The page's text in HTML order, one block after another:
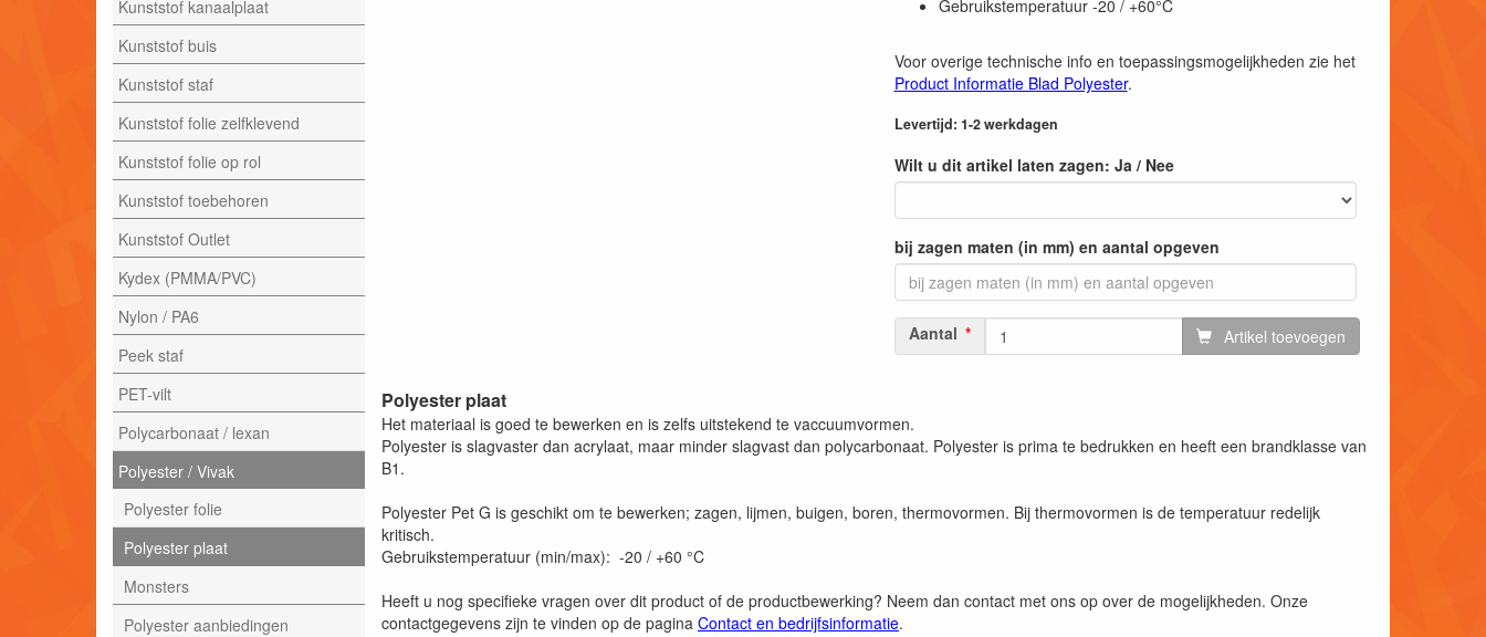
Kunststof kanaalplaat
Kunststof buis
Kunststof staf
Kunststof folie zelfklevend
Kunststof folie op rol
Kunststof toebehoren
Kunststof Outlet
Kydex (PMMA/PVC)
Nylon / PA6
Peek staf
PET-vilt
Polycarbonaat / lexan
Polyester / Vivak
Polyester folie
Polyester plaat
Monsters
Polyester aanbiedingen
Gebruikstemperatuur -20 / +60°C
Voor overige technische info en toepassingsmogelijkheden zie het
Product Informatie Blad Polyester.
Levertijd: 1-2 werkdagen
Wilt u dit artikel laten zagen: Ja / Nee
bij zagen maten (in mm) en aantal opgeven
Aantal Artikel toevoegen
Polyester plaat
Het materiaal is goed te bewerken en is zelfs uitstekend te vaccuumvormen.
Polyester is slagvaster dan acrylaat, maar minder slagvast dan polycarbonaat. Polyester is prima te bedrukken en heeft een brandklasse van
B1.
Polyester Pet G is geschikt om te bewerken; zagen, lijmen, buigen, boren, thermovormen. Bij thermovormen is de temperatuur redelijk
kritisch.
Gebruikstemperatuur (min/max): -20 / +60 °C
Heeft u nog specifieke vragen over dit product of de productbewerking? Neem dan contact met ons op over de mogelijkheden. Onze
contactgegevens zijn te vinden op de pagina Contact en bedrijfsinformatie.